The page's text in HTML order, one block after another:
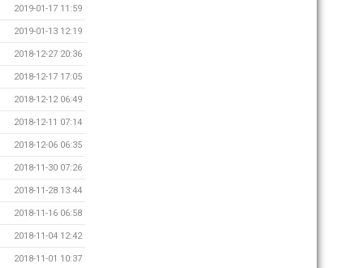
2019-01-17 11:59
2019-01-13 12:19
2018-12-27 20:36
2018-12-17 17:05
2018-12-12 06:49
2018-12-11 07:14
2018-12-06 06:35
2018-11-30 07:26
2018-11-28 13:44
2018-11-16 06:58
2018-11-04 12:42
2018-11-01 10:37